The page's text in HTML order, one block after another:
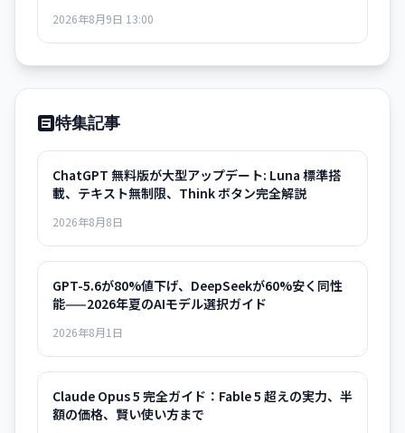
2026年8月9日 13:00
特集記事
ChatGPT 無料版が大型アップデート: Luna 標準搭
載、テキスト無制限、Think ボタン完全解説
2026年8月8日
GPT-5.6が80%値下げ、DeepSeekが60%安く同性
能——2026年夏のAIモデル選択ガイド
2026年8月1日
Claude Opus 5 完全ガイド：Fable 5 超えの実力、半
額の価格、賢い使い方まで